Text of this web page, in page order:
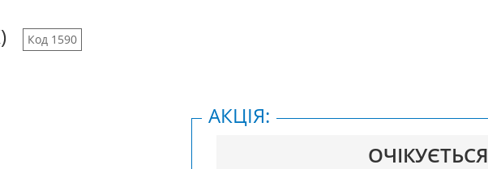
Код 1590
ОЧІКУЄТЬСЯ
АКЦІЯ: